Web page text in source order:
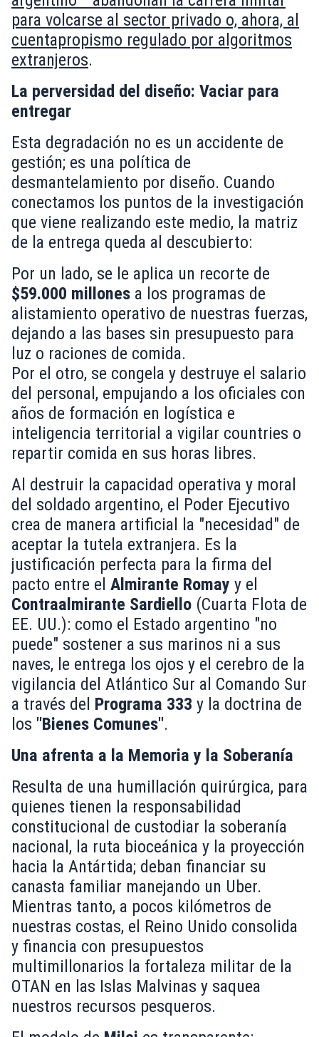
para volcarse al sector privado o, ahora, al
cuentapropismo regulado por algoritmos
extranjeros.
La perversidad del diseño: Vaciar para
entregar
Esta degradación no es un accidente de
gestión; es una política de
desmantelamiento por diseño. Cuando
conectamos los puntos de la investigación
que viene realizando este medio, la matriz
de la entrega queda al descubierto:
Por un lado, se le aplica un recorte de
$59.000 millones a los programas de
alistamiento operativo de nuestras fuerzas,
dejando a las bases sin presupuesto para
luz o raciones de comida.
Por el otro, se congela y destruye el salario
del personal, empujando a los oficiales con
años de formación en logística e
inteligencia territorial a vigilar countries o
repartir comida en sus horas libres.
Al destruir la capacidad operativa y moral
del soldado argentino, el Poder Ejecutivo
crea de manera artificial la "necesidad" de
aceptar la tutela extranjera. Es la
justificación perfecta para la firma del
pacto entre el Almirante Romay y el
Contraalmirante Sardiello (Cuarta Flota de
EE. UU.): como el Estado argentino "no
puede" sostener a sus marinos ni a sus
naves, le entrega los ojos y el cerebro de la
vigilancia del Atlántico Sur al Comando Sur
a través del Programa 333 y la doctrina de
los "Bienes Comunes".
Una afrenta a la Memoria y la Soberanía
Resulta de una humillación quirúrgica, para
quienes tienen la responsabilidad
constitucional de custodiar la soberanía
nacional, la ruta bioceánica y la proyección
hacia la Antártida; deban financiar su
canasta familiar manejando un Uber.
Mientras tanto, a pocos kilómetros de
nuestras costas, el Reino Unido consolida
y financia con presupuestos
multimillonarios la fortaleza militar de la
OTAN en las Islas Malvinas y saquea
nuestros recursos pesqueros.